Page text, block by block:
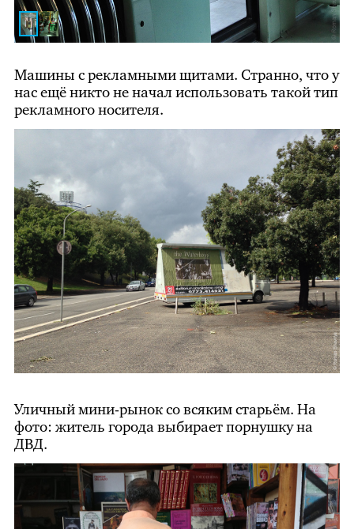
Машины с рекламными щитами. Странно, что у
нас ещё никто не начал использовать такой тип
рекламного носителя.
Уличный мини-рынок со всяким старьём. На
фото: житель города выбирает порнушку на
ДВД.